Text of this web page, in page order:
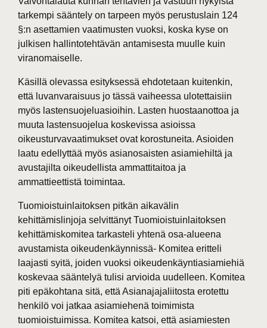
tarkempi sääntely on tarpeen myös perustuslain 124
§:n asettamien vaatimusten vuoksi, koska kyse on
julkisen hallintotehtävän antamisesta muulle kuin
viranomaiselle.
Käsillä olevassa esityksessä ehdotetaan kuitenkin,
että luvanvaraisuus jo tässä vaiheessa ulotettaisiin
myös lastensuojeluasioihin. Lasten huostaanottoa ja
muuta lastensuojelua koskevissa asioissa
oikeusturvavaatimukset ovat korostuneita. Asioiden
laatu edellyttää myös asianosaisten asiamiehiltä ja
avustajilta oikeudellista ammattitaitoa ja
ammattieettistä toimintaa.
Tuomioistuinlaitoksen pitkän aikavälin
kehittämislinjoja selvittänyt Tuomioistuinlaitoksen
kehittämiskomitea tarkasteli yhtenä osa-alueena
avustamista oikeudenkäynnissä- Komitea eritteli
laajasti syitä, joiden vuoksi oikeudenkäyntiasiamiehiä
koskevaa sääntelyä tulisi arvioida uudelleen. Komitea
piti epäkohtana sitä, että Asianajajaliitosta erotettu
henkilö voi jatkaa asiamiehenä toimimista
tuomioistuimissa. Komitea katsoi, että asiamiesten